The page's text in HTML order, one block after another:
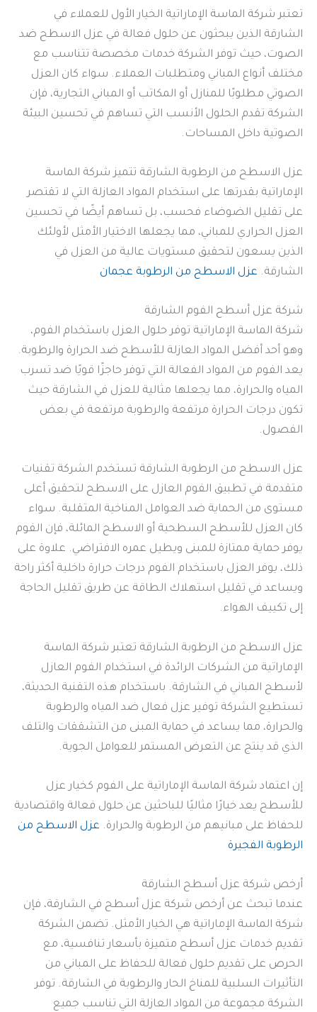
تعتبر شركة الماسة الإماراتية الخيار الأول للعملاء في
الشارقة الذين يبحثون عن حلول فعالة في عزل الاسطح ضد
الصوت، حيث توفر الشركة خدمات مخصصة تتناسب مع
مختلف أنواع المباني ومتطلبات العملاء. سواء كان العزل
الصوتي مطلوبًا للمنازل أو المكاتب أو المباني التجارية، فإن
الشركة تقدم الحلول الأنسب التي تساهم في تحسين البيئة
الصوتية داخل المساحات.
عزل الاسطح من الرطوبة الشارقة تتميز شركة الماسة
الإماراتية بقدرتها على استخدام المواد العازلة التي لا تقتصر
على تقليل الضوضاء فحسب، بل تساهم أيضًا في تحسين
العزل الحراري للمباني، مما يجعلها الاختيار الأمثل لأولئك
الذين يسعون لتحقيق مستويات عالية من العزل في
الشارقة. عزل الاسطح من الرطوبة عجمان
شركة عزل أسطح الفوم الشارقة
شركة الماسة الإماراتية توفر حلول العزل باستخدام الفوم،
وهو أحد أفضل المواد العازلة للأسطح ضد الحرارة والرطوبة.
يعد الفوم من المواد الفعالة التي توفر حاجزًا قويًا ضد تسرب
المياه والحرارة، مما يجعلها مثالية للعزل في الشارقة حيث
تكون درجات الحرارة مرتفعة والرطوبة مرتفعة في بعض
الفصول.
عزل الاسطح من الرطوبة الشارقة تستخدم الشركة تقنيات
متقدمة في تطبيق الفوم العازل على الاسطح لتحقيق أعلى
مستوى من الحماية ضد العوامل المناخية المتقلبة. سواء
كان العزل للأسطح السطحية أو الاسطح المائلة، فإن الفوم
يوفر حماية ممتازة للمبنى ويطيل عمره الافتراضي. علاوة على
ذلك، يوفر العزل باستخدام الفوم درجات حرارة داخلية أكثر راحة
ويساعد في تقليل استهلاك الطاقة عن طريق تقليل الحاجة
إلى تكييف الهواء.
عزل الاسطح من الرطوبة الشارقة تعتبر شركة الماسة
الإماراتية من الشركات الرائدة في استخدام الفوم العازل
لأسطح المباني في الشارقة. باستخدام هذه التقنية الحديثة،
تستطيع الشركة توفير عزل فعال ضد المياه والرطوبة
والحرارة، مما يساعد في حماية المبنى من التشققات والتلف
الذي قد ينتج عن التعرض المستمر للعوامل الجوية.
إن اعتماد شركة الماسة الإماراتية على الفوم كخيار عزل
للأسطح يعد خيارًا مثاليًا للباحثين عن حلول فعالة واقتصادية
للحفاظ على مبانيهم من الرطوبة والحرارة. عزل الاسطح من
الرطوبة الفجيرة
أرخص شركة عزل أسطح الشارقة
عندما تبحث عن أرخص شركة عزل أسطح في الشارقة، فإن
شركة الماسة الإماراتية هي الخيار الأمثل. تضمن الشركة
تقديم خدمات عزل أسطح متميزة بأسعار تنافسية، مع
الحرص على تقديم حلول فعالة للحفاظ على المباني من
التأثيرات السلبية للمناخ الحار والرطوبة في الشارقة. توفر
الشركة مجموعة من المواد العازلة التي تناسب جميع